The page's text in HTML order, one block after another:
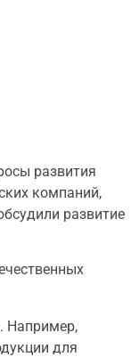
развития
компаний,
развитие
Например,
для